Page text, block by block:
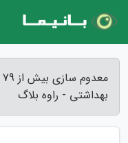
بهداشتی - راوه بلاگ